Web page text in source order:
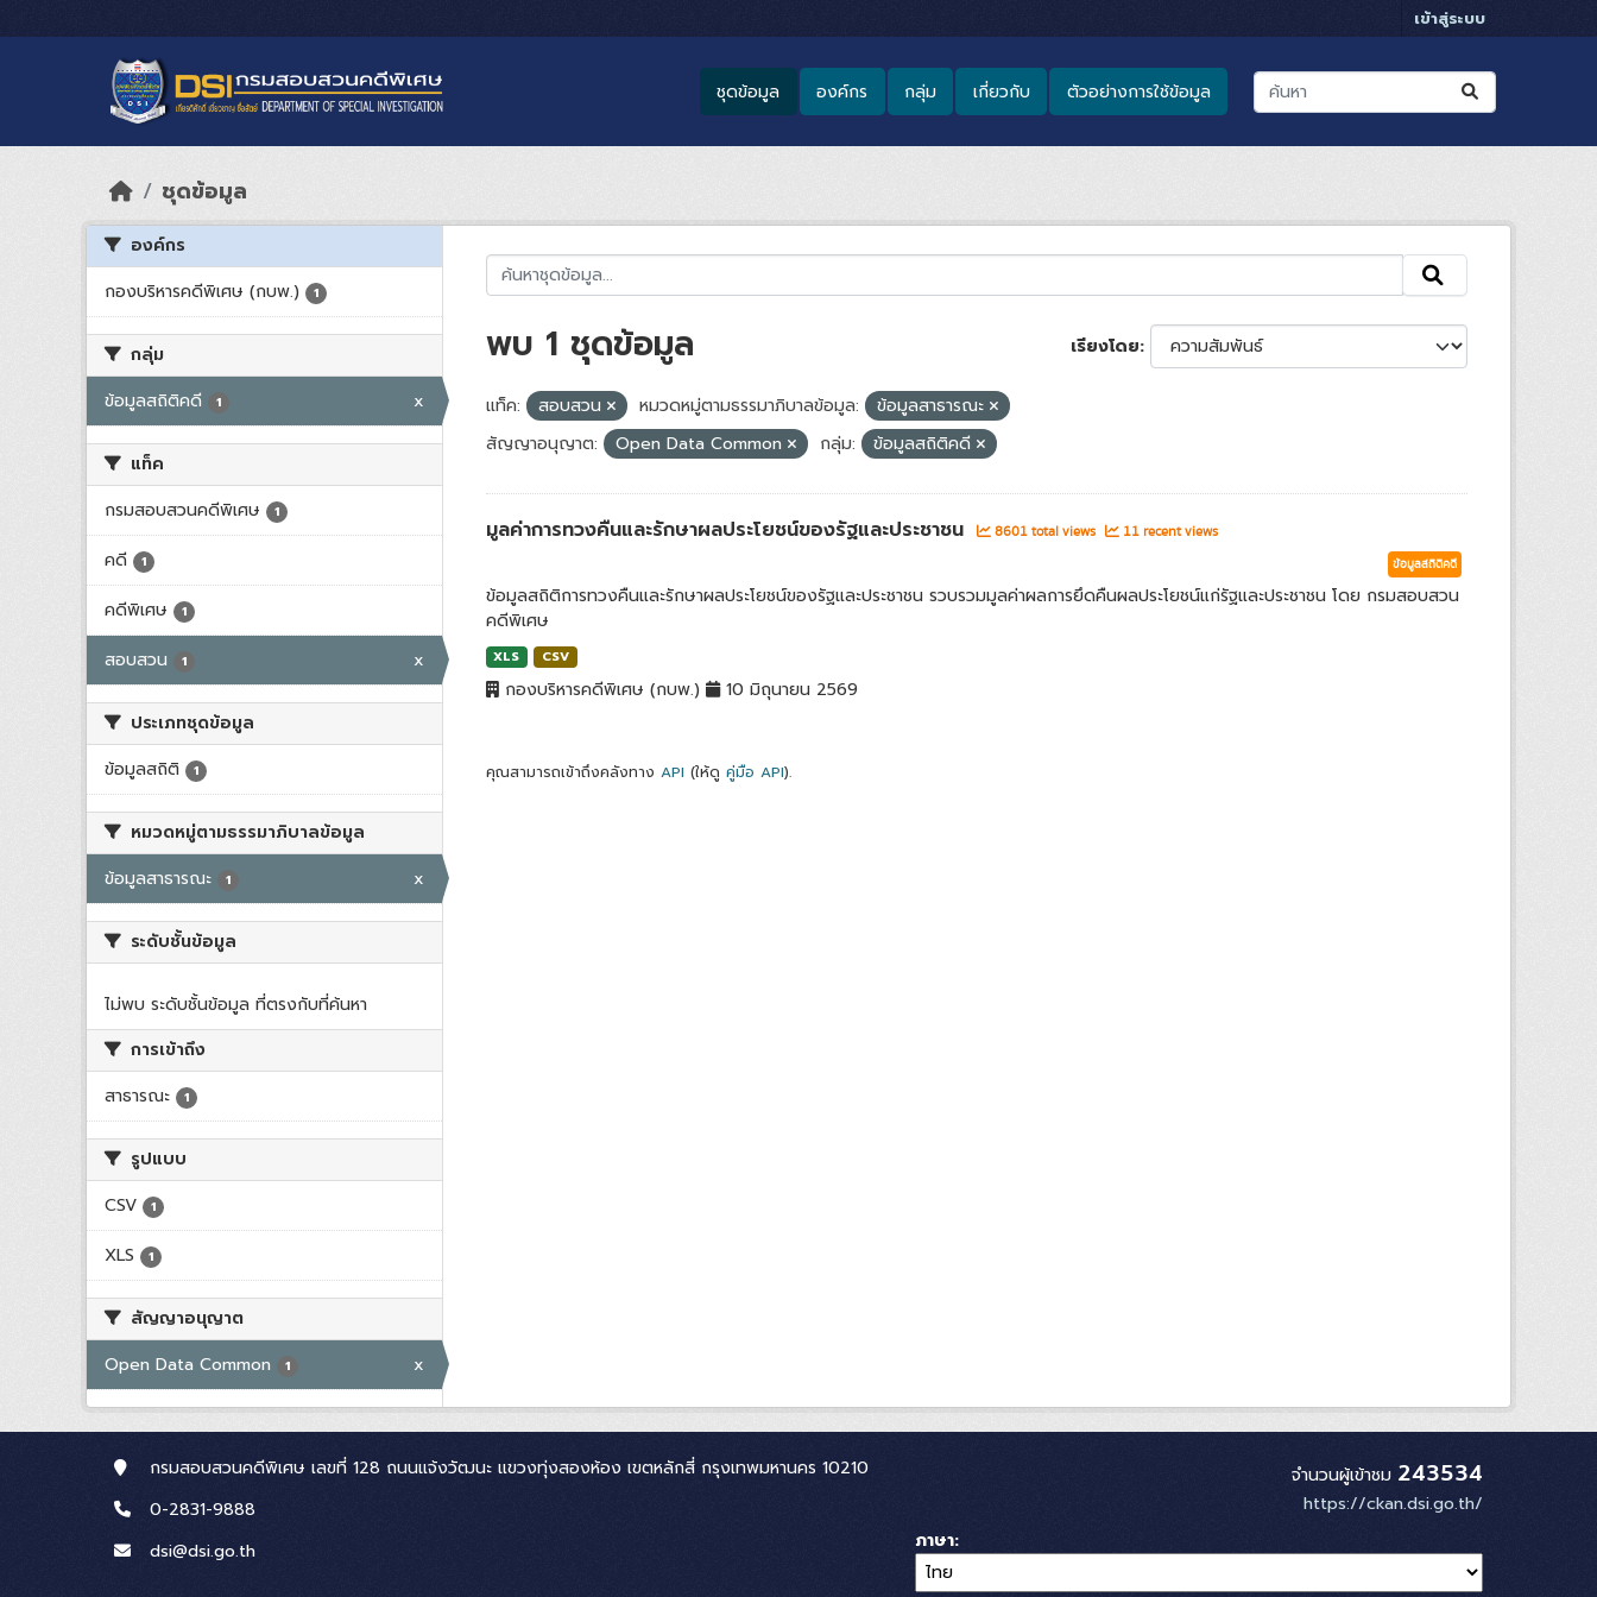
เข้าสู่ระบบ
ชุดข้อมูล องค์กร กลุ่ม เกี่ยวกับ ตัวอย่างการใช้ข้อมูล
ชุดข้อมูล
องค์กร
กองบริหารคดีพิเศษ (กบพ.)
1
กลุ่ม
ข้อมูลสถิติคดี
1 x
แท็ค
กรมสอบสวนคดีพิเศษ
1
คดี 1
คดีพิเศษ 1
สอบสวน 1 x
ประเภทชุดข้อมูล
ข้อมูลสถิติ
1
หมวดหมู่ตามธรรมาภิบาลข้อมูล
ข้อมูลสาธารณะ
1 x
ระดับชั้นข้อมูล
ไม่พบ ระดับชั้นข้อมูล ที่ตรงกับที่ค้นหา
การเข้าถึง
สาธารณะ
1
รูปแบบ
CSV
1
XLS 1
สัญญาอนุญาต
Open Data Common
1 x
เรียงโดย
พบ 1 ชุดข้อมูล
แท็ค: สอบสวน หมวดหมู่ตามธรรมาภิบาลข้อมูล:
ข้อมูลสาธารณะ
สัญญาอนุญาต:
Open Data Common กลุ่ม: ข้อมูลสถิติคดี
มูลค่าการทวงคืนและรักษาผลประโยชน์ของรัฐและประชาชน 8601 total views 11 recent views
ข้อมูลสถิติคดี
ข้อมูลสถิติการทวงคืนและรักษาผลประโยชน์ของรัฐและประชาชน รวบรวมมูลค่าผลการยึดคืนผลประโยชน์แก่รัฐและประชาชน โดย กรมสอบสวน
คดีพิเศษ
XLS CSV
กองบริหารคดีพิเศษ (กบพ.) 10 มิถุนายน 2569
คุณสามารถเข้าถึงคลังทาง API (ให้ดู คู่มือ API).
กรมสอบสวนคดีพิเศษ เลขที่ 128 ถนนแจ้งวัฒนะ แขวงทุ่งสองห้อง เขตหลักสี่ กรุงเทพมหานคร 10210
0-2831-9888
dsi@dsi.go.th
จำนวนผู้เข้าชม 243534
https://ckan.dsi.go.th/
ภาษา